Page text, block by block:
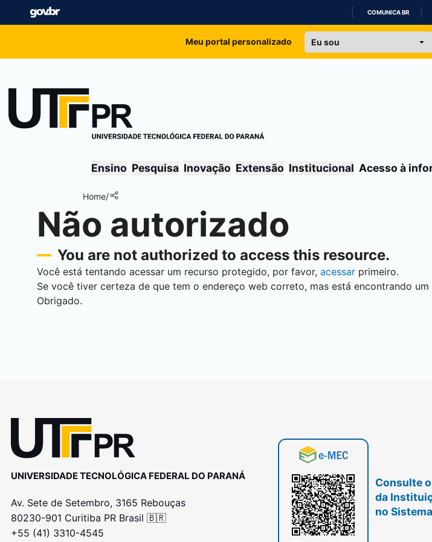
IR
COMUNICA BR
Meu portal personalizado
Ensino Pesquisa Inovação Extensão Institucional Acesso à
Home/
Não autorizado
You are not authorized to access this resource.
Você está tentando acessar um recurso protegido, por favor, acessarprimeiro.
Se você tiver certeza de que tem o endereço web correto, mas está encontrando
Obrigado.
UNIVERSIDADE TECNOLÓGICA FEDERAL DO PARANÁ
Av. Sete de Setembro, 3165 Rebouças
80230-901 Curitiba PR Brasil 🇧🇷
+55 (41) 3310-4545
Consulte
da
no